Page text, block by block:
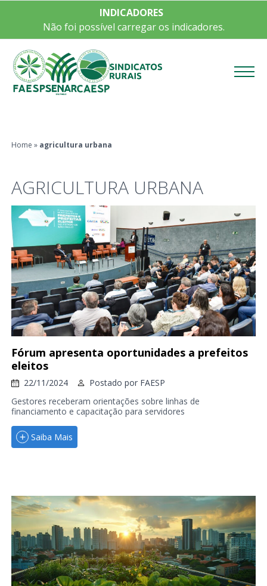
INDICADORES
Não foi possível carregar os indicadores.
Home » agricultura urbana
AGRICULTURA URBANA
Fórum apresenta oportunidades a prefeitos
eleitos
22/11/2024 Postado por FAESP
Gestores receberam orientações sobre linhas de
financiamento e capacitação para servidores
Saiba Mais